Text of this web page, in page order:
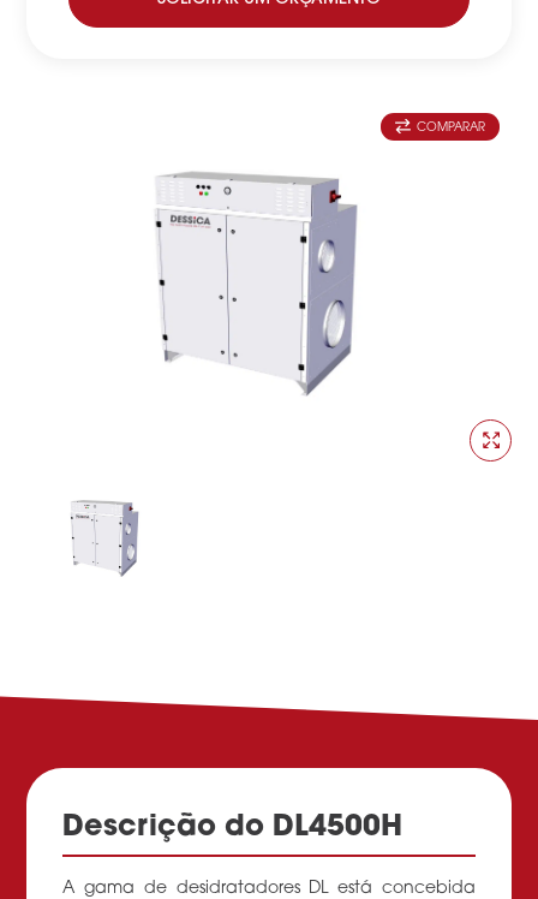
COMPARAR
Descrição do DL4500H
A gama de desidratadores DL está concebida